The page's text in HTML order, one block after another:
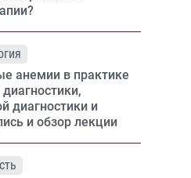
анемии в практике
диагностики и
и обзор лекции